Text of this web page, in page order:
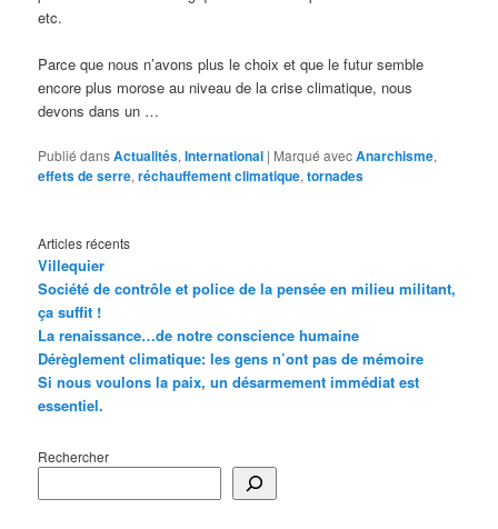
etc.
Parce que nous n’avons plus le choix et que le futur semble
encore plus morose au niveau de la crise climatique, nous
devons dans un …
Publié dansActualités,International | Marqué avecAnarchisme,
effets de serre,réchauffement climatique,tornades
Articles récents
Villequier
Société de contrôle et police de la pensée en milieu militant,
ça suffit !
La renaissance…de notre conscience humaine
Dérèglement climatique: les gens n’ont pas de mémoire
Si nous voulons la paix, un désarmement immédiat est
essentiel.
Rechercher